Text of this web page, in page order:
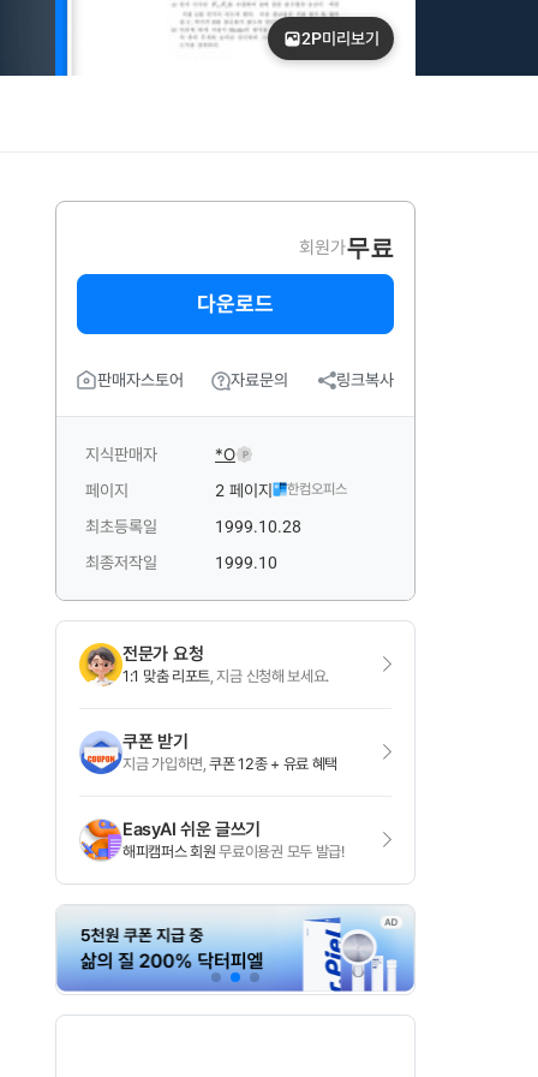
2P미리보기
회원가무료
다운로드
판매자스토어 자료문의 링크복사
지식판매자 *O P
페이지 2 페이지 한컴오피스
최초등록일
1999.10.28
최종저작일
1999.10
전문가 요청
1:1 맞춤 리포트, 지금 신청해 보세요.
쿠폰 받기
지금 가입하면,쿠폰 12종 + 유료 혜택
EasyAI 쉬운 글쓰기
해피캠퍼스 회원 무료이용권 모두 발급!